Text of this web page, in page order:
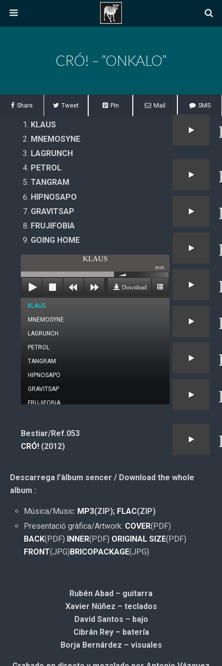
CRÓ! – “ONKALO”
Share Tweet Pin Mail SMS
KLAUS
MNEMOSYNE
LAGRUNCH
PETROL
TANGRAM
HIPNOSAPO
GRAVITSAP
FRUJIFOBIA
GOING HOME
KLAUS
00:00
Download
KLAUS
MNEMOSYNE
LAGRUNCH
PETROL
TANGRAM
HIPNOSAPO
GRAVITSAP
FRUJIFOBIA
Bestiar/Ref.053
CRÓ! (2012)
Descarrega l’àlbum sencer / Download the whole
album :
Música/Music: MP3(ZIP); FLAC(ZIP)
Presentació gràfica/Artwork: COVER(PDF)
BACK(PDF) INNER(PDF) ORIGINAL SIZE(PDF)
FRONT(JPG) BRICOPACKAGE(JPG)
Rubén Abad – guitarra
Xavier Núñez – teclados
David Santos – bajo
Cibrán Rey – batería
Borja Bernárdez – visuales